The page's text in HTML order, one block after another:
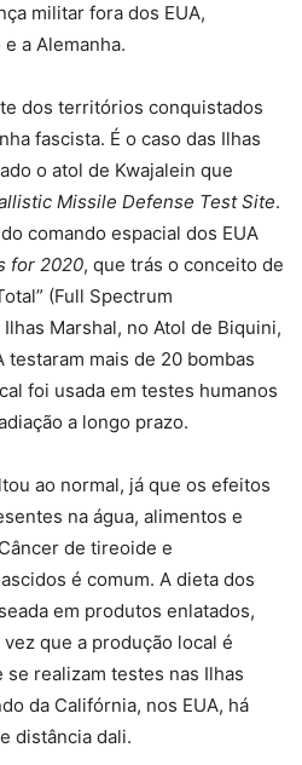
militar fora dos EUA,
a Alemanha.
dos territórios conquistados
fascista. É o caso das Ilhas
o atol de Kwajalein que
Missile Defense Test Site.
comando espacial dos EUA
for 2020, que trás o conceito de
(Full Spectrum
Marshal, no Atol de Biquini,
testaram mais de 20 bombas
foi usada em testes humanos
a longo prazo.
ao normal, já que os efeitos
na água, alimentos e
de tireoide e
é comum. A dieta dos
em produtos enlatados,
que a produção local é
realizam testes nas Ilhas
da Califórnia, nos EUA, há
distância dali.